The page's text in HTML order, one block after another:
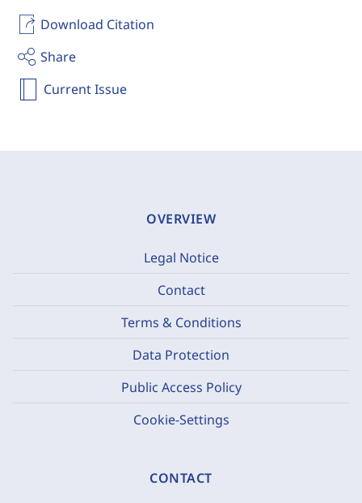
Download Citation
Share
Current Issue
OVERVIEW
Legal Notice
Contact
Terms & Conditions
Data Protection
Public Access Policy
Cookie-Settings
CONTACT